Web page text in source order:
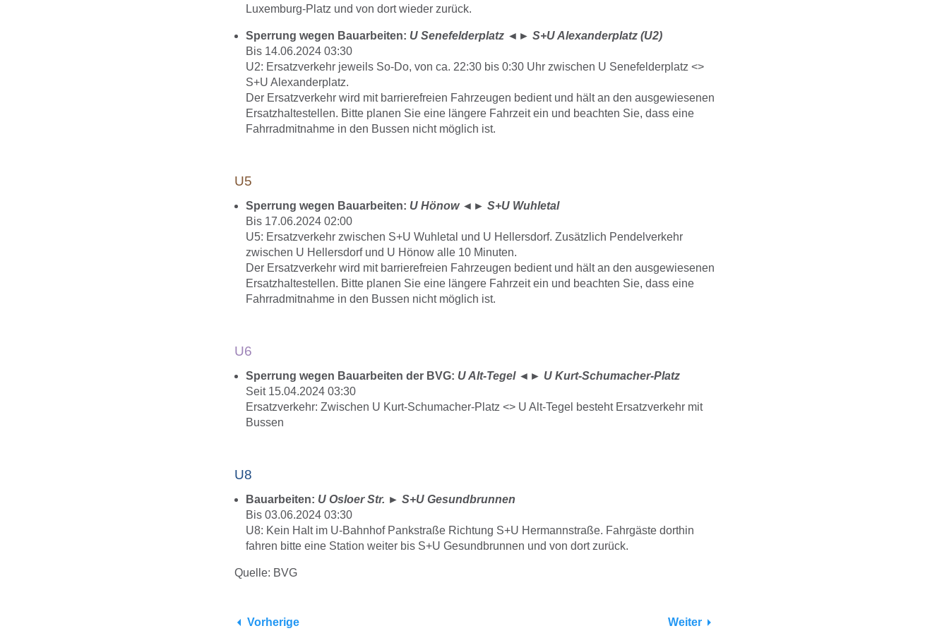
Luxemburg-Platz und von dort wieder zurück.
Sperrung wegen Bauarbeiten: U Senefelderplatz ◄► S+U Alexanderplatz (U2)
Bis 14.06.2024 03:30
U2: Ersatzverkehr jeweils So-Do, von ca. 22:30 bis 0:30 Uhr zwischen U Senefelderplatz <>
S+U Alexanderplatz.
Der Ersatzverkehr wird mit barrierefreien Fahrzeugen bedient und hält an den ausgewiesenen
Ersatzhaltestellen. Bitte planen Sie eine längere Fahrzeit ein und beachten Sie, dass eine
Fahrradmitnahme in den Bussen nicht möglich ist.
U5
Sperrung wegen Bauarbeiten: U Hönow ◄► S+U Wuhletal
Bis 17.06.2024 02:00
U5: Ersatzverkehr zwischen S+U Wuhletal und U Hellersdorf. Zusätzlich Pendelverkehr
zwischen U Hellersdorf und U Hönow alle 10 Minuten.
Der Ersatzverkehr wird mit barrierefreien Fahrzeugen bedient und hält an den ausgewiesenen
Ersatzhaltestellen. Bitte planen Sie eine längere Fahrzeit ein und beachten Sie, dass eine
Fahrradmitnahme in den Bussen nicht möglich ist.
U6
Sperrung wegen Bauarbeiten der BVG: U Alt-Tegel ◄► U Kurt-Schumacher-Platz
Seit 15.04.2024 03:30
Ersatzverkehr: Zwischen U Kurt-Schumacher-Platz <> U Alt-Tegel besteht Ersatzverkehr mit
Bussen
U8
Bauarbeiten: U Osloer Str. ► S+U Gesundbrunnen
Bis 03.06.2024 03:30
U8: Kein Halt im U-Bahnhof Pankstraße Richtung S+U Hermannstraße. Fahrgäste dorthin
fahren bitte eine Station weiter bis S+U Gesundbrunnen und von dort zurück.
Quelle: BVG
Vorherige Weiter